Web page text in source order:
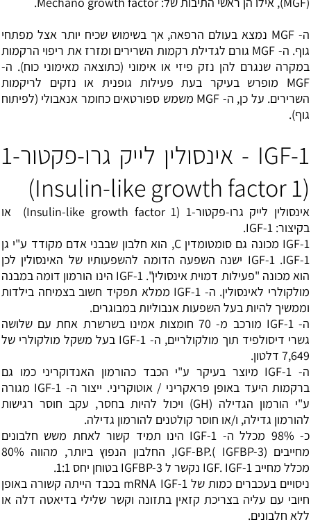
ה- MGF נמצא בעולם הרפאה, אך בשימוש שכיח יותר אצל מ
פתחי
גוף
. ה- MGF גורם לגדילת רקמות השרירים ומזרז את ריפוי הרקמות
במקרה שנגרם להן נזק פיזי או אימוני (כתוצאה מאימוני כוח). ה-
MGF מופרש בעיקר בעת פעילות גופנית או נזקים לריקמות
השרירים. על כן, ה- MGF משמש ספורטאים כחומר אנאבולי (לפיתוח
גוף).
IGF-1 - אינסולין לייק גרו-פקטור-1
(Insulin-like growth factor 1)
אינסולין לייק גרו-פקטור-1 (Insulin-like growth factor 1) או
בקיצור: IGF-1.
IGF-1 מכונה גם סומטומדין C, הוא חלבון שבבני אדם מקודד ע"י גן
IGF-1 .IGF-1 ישנה השפעה הדומה להשפעותיו של האינסולין לכן
הוא מכונה "פעילות דמוית אינסולין". IGF-1 הינו הורמון דומה במבנה
מולקולרי לאינסולין. ה- IGF-1 ממלא תפקיד חשוב בצמיחה בילדות
וממשיך להיות בעל השפעות אנבוליות במבוגרים.
ה- IGF-1 מורכב מ- 70 חומצות אמינו בשרשרת אחת עם שלושה
גשרי דיסולפיד תוך מולקולריים, ה- IGF-1 בעל משקל מולקולרי של
7,649 דלטון.
ה- IGF-1 מיוצר בעיקר ע"י הכבד כהורמון האנדוקריני כמו גם
ברקמות היעד באופן פראקריני / אוטוקריני. ייצור ה- IGF-1 מגורה
ע"י הורמון הגדילה (GH) ויכול להיות בחסר, עקב חוסר רגישות
להורמון גדילה, ו/או חוסר קולטנים להורמון גדילה.
כ- 98% מכלל ה- IGF-1 הינו תמיד קשור לאחת משש חלבונים
מחייבים (IGF-BP.( IGFBP-3, החלבון הנפוץ ביותר, מהווה 80%
מכלל מחייב IGF. IGF-1 נקשר ל IGFBP-3 בטוחן יחס 1:1.
ניסויים בעכברים כמות של mRNA IGF-1 בכבד הייתה קשורה באופן
חיובי עם עליה בצריכת קזאין בתזונה וקשר שלילי בדיאטה דלה או
ללא חלבונים.